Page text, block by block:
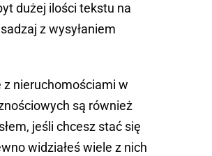
dużej ilości tekstu na
z wysyłaniem
nieruchomościami w
są również
jeśli chcesz stać się
widziałeś wiele z nich